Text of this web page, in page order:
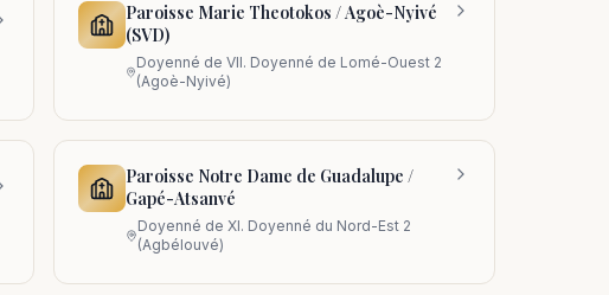
Paroisse Marie Theotokos / Agoè-Nyivé
(SVD)
Doyenné deVII. Doyenné de Lomé-Ouest 2
(Agoè-Nyivé)
Paroisse Notre Dame de Guadalupe /
Gapé-Atsanvé
Doyenné deXI. Doyenné du Nord-Est 2
(Agbélouvé)